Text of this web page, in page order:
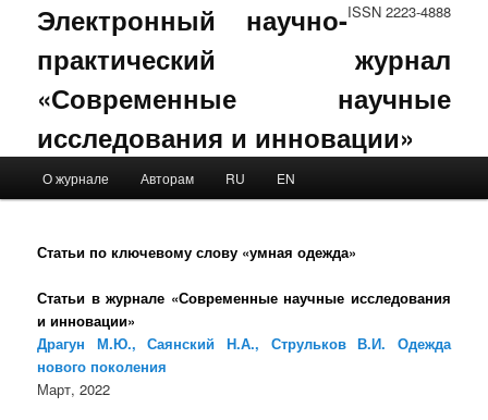
ISSN 2223-4888
Электронный научно-
практический журнал
«Современные научные
исследования и инновации»
Skip to primary content
Skip to secondary content
О журнале Авторам RU EN
Статьи по ключевому слову «умная одежда»
Статьи в журнале «Современные научные исследования
и инновации»
Драгун М.Ю., Саянский Н.А., Струльков В.И. Одежда
нового поколения
Март, 2022